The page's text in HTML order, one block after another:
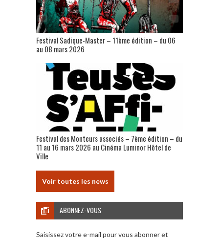
Festival Sadique-Master – 11ème édition – du 06
au 08 mars 2026
Festival des Monteurs associés – 7ème édition – du
11 au 16 mars 2026 au Cinéma Luminor Hôtel de
Ville
Voir toutes les news
ABONNEZ-VOUS
Saisissez votre e-mail pour vous abonner et